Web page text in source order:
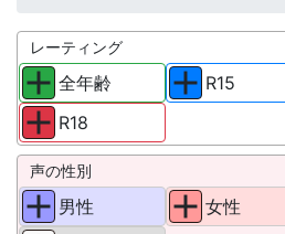
レーティング
全年齢
R18
R15
声の性別
男性
女性